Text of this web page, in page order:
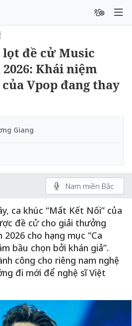
đề cử Music
Khái niệm
Vpop đang thay
Giang
Nam miền Bắc
ca khúc “Mất Kết Nối” của
đề cử cho giải thưởng
cho hạng mục “Ca
bầu chọn bởi khán giả”.
công cho riêng nam nghệ
đi mới để nghệ sĩ Việt